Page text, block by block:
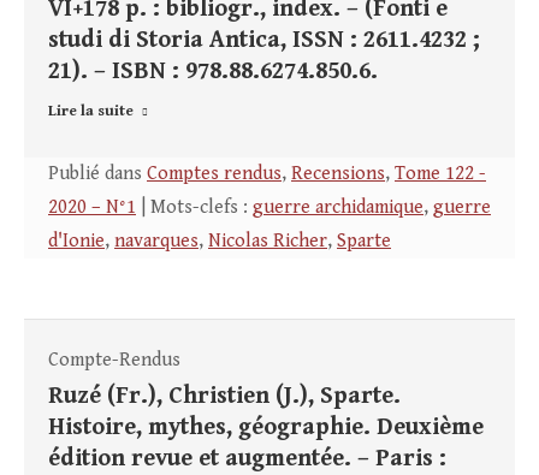
VI+178 p. : bibliogr., index. – (Fonti e
studi di Storia Antica, ISSN : 2611.4232 ;
21). – ISBN : 978.88.6274.850.6.
Lire la suite
Publié dans Comptes rendus, Recensions, Tome 122 -
2020 – N°1 | Mots-clefs : guerre archidamique, guerre
d'Ionie, navarques, Nicolas Richer, Sparte
Compte-Rendus
Ruzé (Fr.), Christien (J.), Sparte.
Histoire, mythes, géographie. Deuxième
édition revue et augmentée. – Paris :